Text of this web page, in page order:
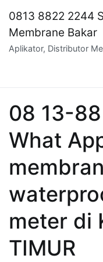
content
0813 8822 2244
Membrane Bakar
Aplikator, Distributor
08 13-
What
membran
meter di
TIMUR